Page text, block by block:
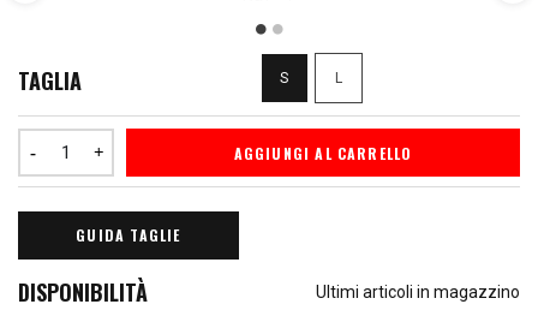
TAGLIA S L
AGGIUNGI AL CARRELLO
GUIDA TAGLIE
DISPONIBILITÀ Ultimi articoli in magazzino